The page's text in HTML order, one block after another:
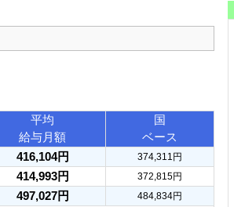
平均
給与月額
国
ベース
416,104円 374,311円
414,993円 372,815円
497,027円 484,834円